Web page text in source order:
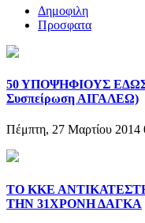
Δημοφιλη
Προσφατα
50 ΥΠΟΨΗΦΙΟΥΣ
Συσπείρωση ΑΙΓΑΛΕΩ)
Πέμπτη, 27 Μαρτίου 2014
ΤΟ ΚΚΕ
ΤΗΝ 31ΧΡΟΝΗ ΔΑΓΚΑ